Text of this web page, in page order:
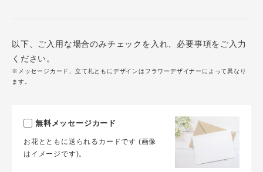
以下、ご入用な場合のみチェックを入れ、必要事項をご入力
ください。
※メッセージカード、立て札ともにデザインはフラワーデザイナーによって異なり
ます。
無料メッセージカード
お花とともに送られるカードです (画像
はイメージです)。